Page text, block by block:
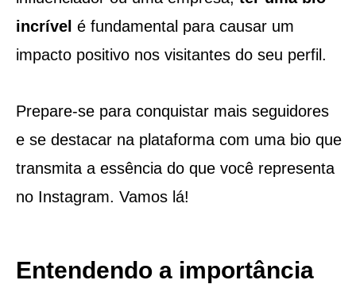
incrível é fundamental para causar um
impacto positivo nos visitantes do seu perfil.
Prepare-se para conquistar mais seguidores
e se destacar na plataforma com uma bio que
transmita a essência do que você representa
no Instagram. Vamos lá!
Entendendo a importância